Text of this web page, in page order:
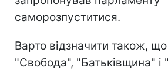
саморозпуститися.
Варто відзначити також, що
"Свобода", "Батьківщина" і